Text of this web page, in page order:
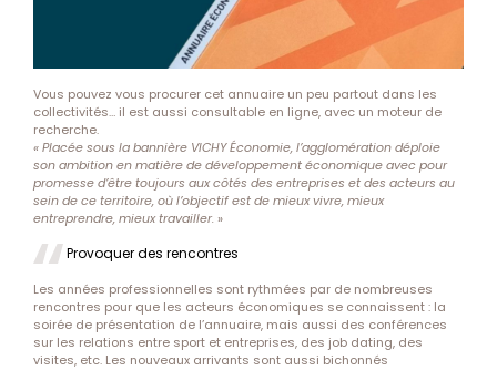
Vous pouvez vous procurer cet annuaire un peu partout dans les
collectivités… il est aussi consultable en ligne, avec un moteur de
recherche.
« Placée sous la bannière VICHY Économie, l’agglomération déploie
son ambition en matière de développement économique avec pour
promesse d’être toujours aux côtés des entreprises et des acteurs au
sein de ce territoire, où l’objectif est de mieux vivre, mieux
entreprendre, mieux travailler.»
Provoquer des rencontres
Les années professionnelles sont rythmées par de nombreuses
rencontres pour que les acteurs économiques se connaissent : la
soirée de présentation de l’annuaire, mais aussi des conférences
sur les relations entre sport et entreprises, des job dating, des
visites, etc. Les nouveaux arrivants sont aussi bichonnés